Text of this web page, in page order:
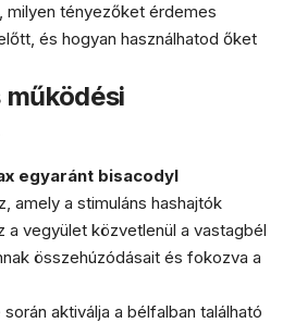
milyen tényezőket érdemes
és hogyan használhatod őket
egyaránt bisacodyl
amely a stimuláns hashajtók
a vegyület közvetlenül a vastagbél
összehúzódásait és fokozva a
aktiválja a bélfalban található